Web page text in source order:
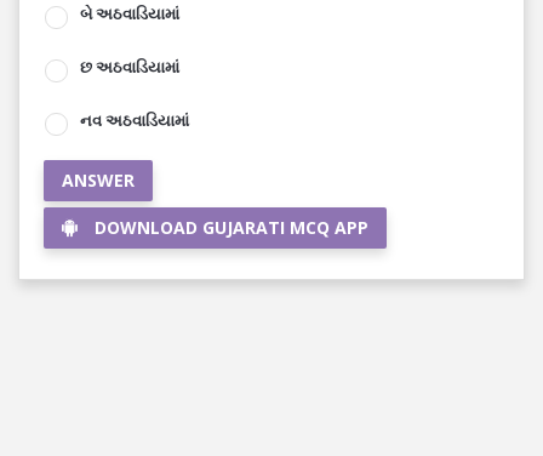
બે અઠવાડિયામાં
છ અઠવાડિયામાં
નવ અઠવાડિયામાં
ANSWER
DOWNLOAD GUJARATI MCQ APP